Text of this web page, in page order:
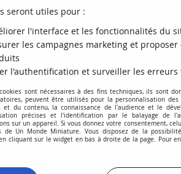
MAQUETTES ET
HI-LUX Double Cab VLTT Sécurité Civile
ALARME
seront utiles pour :
l'interface et les fonctionnalités du
les campagnes marketing et
l'authentification et surveiller les erreurs
sont nécessaires à des fins techniques, ils sont
peuvent être utilisés pour la personnalisation
et du contenu, la connaissance de l'audience et le
précises et l'identification par le balayage de
sur un appareil. Si vous donnez votre consentement,
de Un Monde Miniature. Vous disposez de la
cliquant sur le widget en bas à droite de la page. Pour